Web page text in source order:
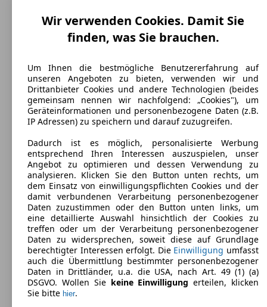
Türen:
Kofferraum:
174 - 980 Liter
Renault Twingo 2007 - 2014)
Maße (L/B/H):
ab 3645 x 1672 x 1470 mm
Leistung:
71 KW (96 PS)
Türen:
3
Sitze:
4
Kofferraum:
165 - 959 Liter
Anhängelast:
350 kg
Wir verwenden Cookies. Damit Sie
finden, was Sie brauchen.
Um Ihnen die bestmögliche Benutzererfahrung auf
unseren Angeboten zu bieten, verwenden wir und
Drittanbieter Cookies und andere Technologien (beides
gemeinsam nennen wir nachfolgend: „Cookies"), um
Geräteinformationen und personenbezogene Daten (z.B.
IP Adressen) zu speichern und darauf zuzugreifen.
Dadurch ist es möglich, personalisierte Werbung
entsprechend Ihren Interessen auszuspielen, unser
Angebot zu optimieren und dessen Verwendung zu
analysieren. Klicken Sie den Button unten rechts, um
dem Einsatz von einwilligungspflichten Cookies und der
damit verbundenen Verarbeitung personenbezogener
Daten zuzustimmen oder den Button unten links, um
eine detaillierte Auswahl hinsichtlich der Cookies zu
treffen oder um der Verarbeitung personenbezogener
Daten zu widersprechen, soweit diese auf Grundlage
berechtigter Interessen erfolgt. Die Einwilligung umfasst
auch die Übermittlung bestimmter personenbezogener
Daten in Drittländer, u.a. die USA, nach Art. 49 (1) (a)
DSGVO. Wollen Sie keine Einwilligung erteilen, klicken
Sie bitte hier.